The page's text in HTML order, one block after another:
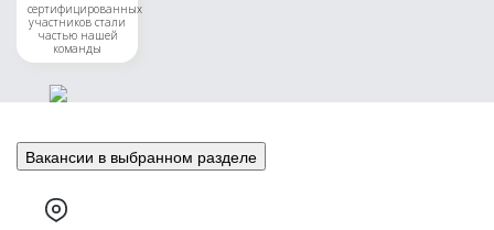
сертифицированных
участников стали
частью нашей
команды
Вакансии в выбранном разделе